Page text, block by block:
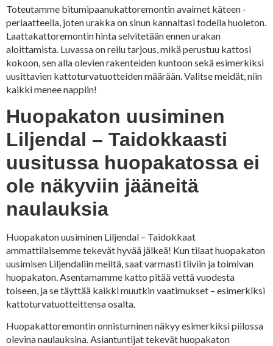
Toteutamme bitumipaanukattoremontin avaimet käteen -
periaatteella, joten urakka on sinun kannaltasi todella huoleton.
Laattakattoremontin hinta selvitetään ennen urakan
aloittamista. Luvassa on reilu tarjous, mikä perustuu kattosi
kokoon, sen alla olevien rakenteiden kuntoon sekä esimerkiksi
uusittavien kattoturvatuotteiden määrään. Valitse meidät, niin
kaikki menee nappiin!
Huopakaton uusiminen
Liljendal – Taidokkaasti
uusitussa huopakatossa ei
ole näkyviin jääneitä
naulauksia
Huopakaton uusiminen Liljendal – Taidokkaat
ammattilaisemme tekevät hyvää jälkeä! Kun tilaat huopakaton
uusimisen Liljendaliin meiltä, saat varmasti tiiviin ja toimivan
huopakaton. Asentamamme katto pitää vettä vuodesta
toiseen, ja se täyttää kaikki muutkin vaatimukset – esimerkiksi
kattoturvatuotteittensa osalta.
Huopakattoremontin onnistuminen näkyy esimerkiksi piilossa
olevina naulauksina. Asiantuntijat tekevät huopakaton